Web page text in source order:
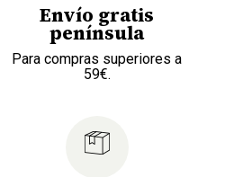
Envío gratis
península
Para compras superiores a
59€.